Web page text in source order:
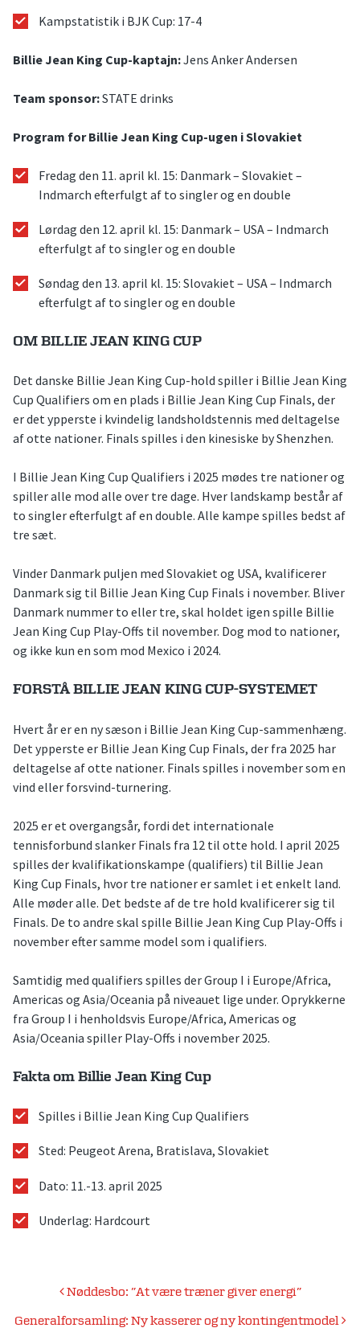
Kampstatistik i BJK Cup: 17-4
Billie Jean King Cup-kaptajn:Jens Anker Andersen
Team sponsor:STATE drinks
Program for Billie Jean King Cup-ugen i Slovakiet
Fredag den 11. april kl. 15: Danmark – Slovakiet –
Indmarch efterfulgt af to singler og en double
Lørdag den 12. april kl. 15: Danmark – USA – Indmarch
efterfulgt af to singler og en double
Søndag den 13. april kl. 15: Slovakiet – USA – Indmarch
efterfulgt af to singler og en double
OM BILLIE JEAN KING CUP
Det danske Billie Jean King Cup-hold spiller i Billie Jean King
Cup Qualifiers om en plads i Billie Jean King Cup Finals, der
er det ypperste i kvindelig landsholdstennis med deltagelse
af otte nationer. Finals spilles i den kinesiske by Shenzhen.
I Billie Jean King Cup Qualifiers i 2025 mødes tre nationer og
spiller alle mod alle over tre dage. Hver landskamp består af
to singler efterfulgt af en double. Alle kampe spilles bedst af
tre sæt.
Vinder Danmark puljen med Slovakiet og USA, kvalificerer
Danmark sig til Billie Jean King Cup Finals i november. Bliver
Danmark nummer to eller tre, skal holdet igen spille Billie
Jean King Cup Play-Offs til november. Dog mod to nationer,
og ikke kun en som mod Mexico i 2024.
FORSTÅ BILLIE JEAN KING CUP-SYSTEMET
Hvert år er en ny sæson i Billie Jean King Cup-sammenhæng.
Det ypperste er Billie Jean King Cup Finals, der fra 2025 har
deltagelse af otte nationer. Finals spilles i november som en
vind eller forsvind-turnering.
2025 er et overgangsår, fordi det internationale
tennisforbund slanker Finals fra 12 til otte hold. I april 2025
spilles der kvalifikationskampe (qualifiers) til Billie Jean
King Cup Finals, hvor tre nationer er samlet i et enkelt land.
Alle møder alle. Det bedste af de tre hold kvalificerer sig til
Finals. De to andre skal spille Billie Jean King Cup Play-Offs i
november efter samme model som i qualifiers.
Samtidig med qualifiers spilles der Group I i Europe/Africa,
Americas og Asia/Oceania på niveauet lige under. Oprykkerne
fra Group I i henholdsvis Europe/Africa, Americas og
Asia/Oceania spiller Play-Offs i november 2025.
Fakta om Billie Jean King Cup
Spilles i Billie Jean King Cup Qualifiers
Sted: Peugeot Arena, Bratislava, Slovakiet
Dato: 11.-13. april 2025
Underlag: Hardcourt
Indlægsnavigation
Nøddesbo: ”At være træner giver energi”
Generalforsamling: Ny kasserer og ny kontingentmodel